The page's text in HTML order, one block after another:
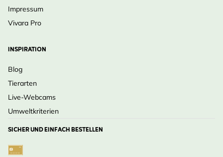
Impressum
Vivara Pro
INSPIRATION
Blog
Tierarten
Live-Webcams
Umweltkriterien
SICHER UND EINFACH BESTELLEN